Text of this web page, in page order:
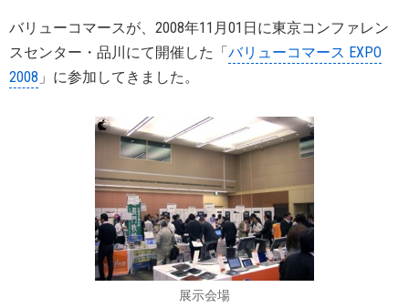
バリューコマースが、2008年11月01日に東京コンファレン
スセンター・品川にて開催した「バリューコマース EXPO
2008 」に参加してきました。
展示会場